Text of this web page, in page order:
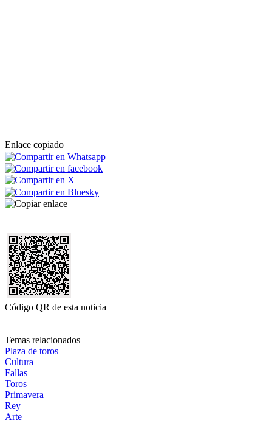
Enlace copiado
Código QR de esta noticia
Temas relacionados
Plaza de toros
Cultura
Fallas
Toros
Primavera
Rey
Arte